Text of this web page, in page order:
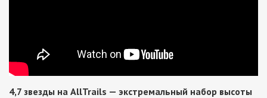
4,7 звезды на AllTrails — экстремальный набор высоты